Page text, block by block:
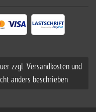
zzgl. Versandkosten und
anders beschrieben